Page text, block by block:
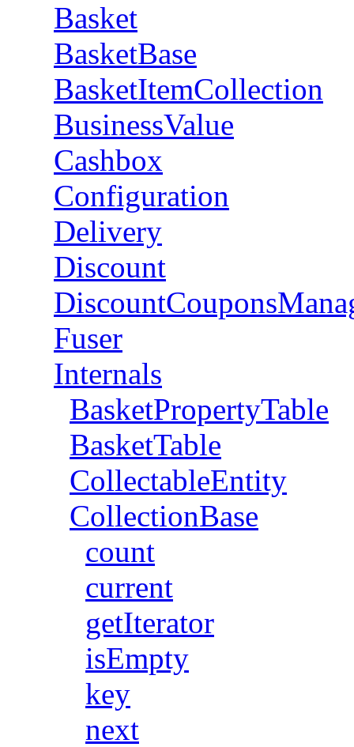
Basket
BasketBase
BasketItemCollection
BusinessValue
Cashbox
Configuration
Delivery
Discount
Fuser
Internals
BasketPropertyTable
BasketTable
CollectableEntity
CollectionBase
count
current
getIterator
isEmpty
key
next